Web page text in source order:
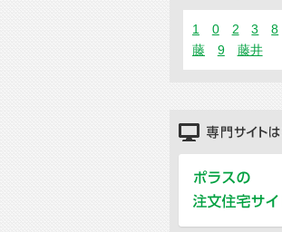
1 0 2 3 8
藤
9 藤井